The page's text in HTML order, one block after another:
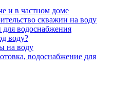
и в частном доме
скважин на воду
водоснабжения
воду?
на воду
водоснабжение для